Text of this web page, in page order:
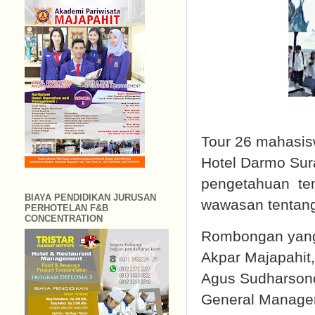
Tour 26
Hotel Darmo
pengetahuan
wawasan
Rombongan
Akpar
Agus
General
BIAYA PENDIDIKAN JURUSAN
PERHOTELAN F&B
CONCENTRATION